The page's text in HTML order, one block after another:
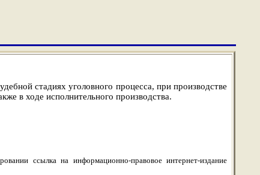
стадиях уголовного процесса, при производстве
в ходе исполнительного производства.
ссылка на информационно-правовое интернет-издание